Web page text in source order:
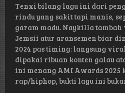
Tenxi bilang lagu ini dari
rindu yang sakit tapi manis,
garam madu. Naykilla tambah
Jemsii atur aransemen biar
2024 pas timing: langsung
dipakai ribuan konten galau
ini menang AMI Awards 2025
rap/hiphop, bukti lagu ini